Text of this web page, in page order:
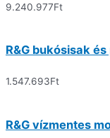
9.240.977Ft
R&G bukósisak
1.547.693Ft
R&G vízmentes